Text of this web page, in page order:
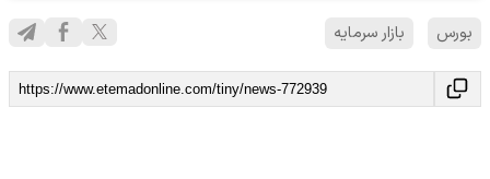
بورس بازار سرمایه